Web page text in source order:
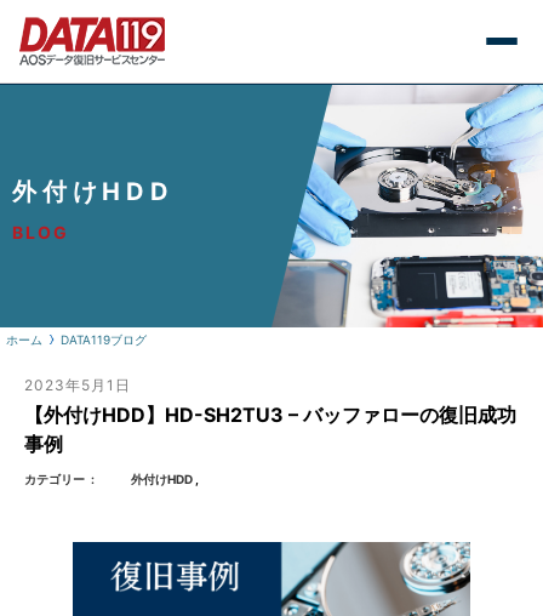
外付けHDD
BLOG
ホーム DATA119ブログ
2023年5月1日
【外付けHDD】HD-SH2TU3 – バッファローの復旧成功
事例
カテゴリー 外付けHDD